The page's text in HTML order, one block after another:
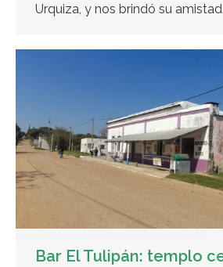
Urquiza, y nos brindó su
Bar El Tulipán: templo